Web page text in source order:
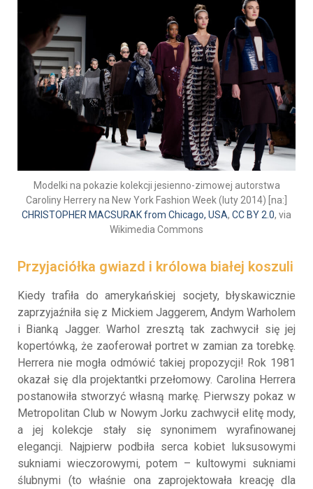
Modelki na pokazie kolekcji jesienno-zimowej autorstwa
Caroliny Herrery na New York Fashion Week (luty 2014) [na:]
CHRISTOPHER MACSURAK from Chicago, USA, CC BY 2.0, via
Wikimedia Commons
Przyjaciółka gwiazd i królowa białej koszuli
Kiedy trafiła do amerykańskiej socjety, błyskawicznie
zaprzyjaźniła się z Mickiem Jaggerem, Andym Warholem
i Bianką Jagger. Warhol zresztą tak zachwycił się jej
kopertówką, że zaoferował portret w zamian za torebkę.
Herrera nie mogła odmówić takiej propozycji! Rok 1981
okazał się dla projektantki przełomowy. Carolina Herrera
postanowiła stworzyć własną markę. Pierwszy pokaz w
Metropolitan Club w Nowym Jorku zachwycił elitę mody,
a jej kolekcje stały się synonimem wyrafinowanej
elegancji. Najpierw podbiła serca kobiet luksusowymi
sukniami wieczorowymi, potem – kultowymi sukniami
ślubnymi (to właśnie ona zaprojektowała kreację dla